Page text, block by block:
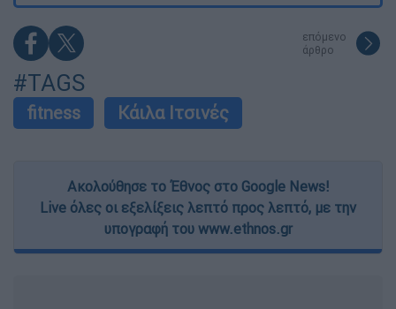
επόμενο
άρθρο
#TAGS
fitness Κάιλα Ιτσινές
Ακολούθησε το Έθνος στο Google News!
Live όλες οι εξελίξεις λεπτό προς λεπτό, με την
υπογραφή του www.ethnos.gr